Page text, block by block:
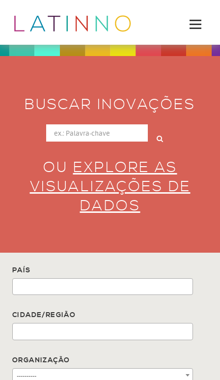
BUSCAR INOVAÇÕES
OU EXPLORE AS
VISUALIZAÇÕES DE
DADOS
PAÍS
CIDADE/REGIÃO
ORGANIZAÇÃO
----------